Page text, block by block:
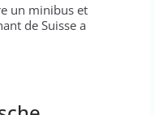
un minibus et
de Suisse a